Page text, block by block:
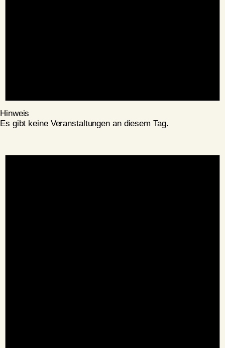
Hinweis
Es gibt keine Veranstaltungen an diesem Tag.